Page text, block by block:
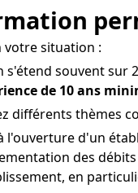
votre situation :
s'étend souvent sur
de 10 ans
différents thèmes
d'un
des
en